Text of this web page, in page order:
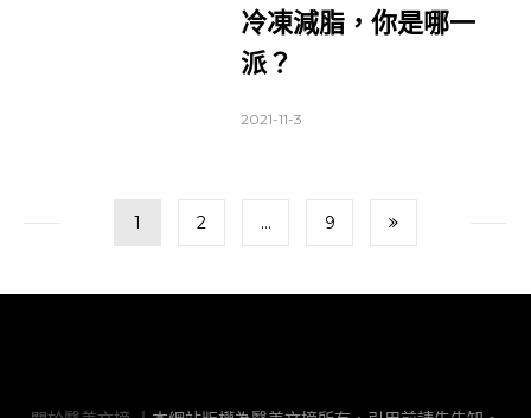
冷凍減脂，你是哪一
派？
2021-11-3
導
Page
1 Page
2 ... Page
9